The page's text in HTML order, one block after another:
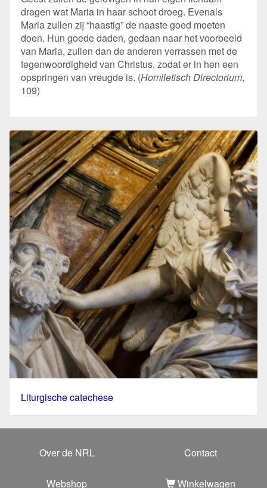
dragen wat Maria in haar schoot droeg. Evenals
Maria zullen zij “haastig” de naaste goed moeten
doen. Hun goede daden, gedaan naar het voorbeeld
van Maria, zullen dan de anderen verrassen met de
tegenwoordigheid van Christus, zodat er in hen een
opspringen van vreugde is. (Homiletisch Directorium,
109)
Liturgische catechese
Over de NRL Contact
Webshop Winkelwagen